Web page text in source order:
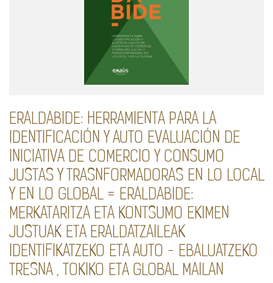
ERALDABIDE: HERRAMIENTA PARA LA
IDENTIFICACIÓN Y AUTO EVALUACIÓN DE
INICIATIVA DE COMERCIO Y CONSUMO
JUSTAS Y TRASNFORMADORAS EN LO LOCAL
Y EN LO GLOBAL = ERALDABIDE:
MERKATARITZA ETA KONTSUMO EKIMEN
JUSTUAK ETA ERALDATZAILEAK
IDENTIFIKATZEKO ETA AUTO - EBALUATZEKO
TRESNA , TOKIKO ETA GLOBAL MAILAN